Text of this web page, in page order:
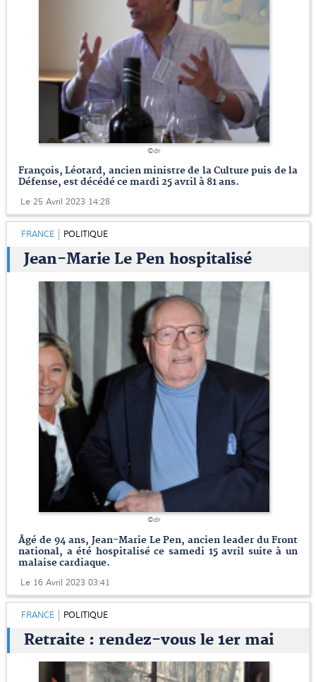
©dr
François, Léotard, ancien ministre de la Culture puis de la
Défense, est décédé ce mardi 25 avril à 81 ans.
Le 25 Avril 2023 14:28
FRANCE POLITIQUE
Jean-Marie Le Pen hospitalisé
©dr
Âgé de 94 ans, Jean-Marie Le Pen, ancien leader du Front
national, a été hospitalisé ce samedi 15 avril suite à un
malaise cardiaque.
Le 16 Avril 2023 03:41
FRANCE POLITIQUE
Retraite : rendez-vous le 1er mai